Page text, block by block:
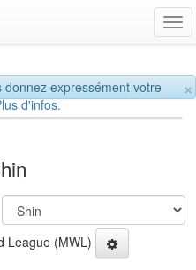
×
donnez expressément votre
d'infos.
League (MWL)